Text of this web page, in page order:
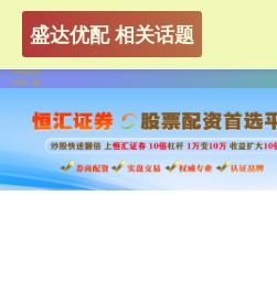
盛达优配 相关话题